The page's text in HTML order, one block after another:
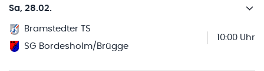
Sa, 28.02.
Bramstedter TS
SG Bordesholm/Brügge
10:00 Uhr